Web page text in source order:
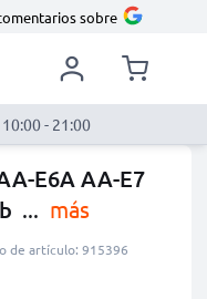
sobre
- 21:00
E6A AA-E7
... más
de artículo: 915396